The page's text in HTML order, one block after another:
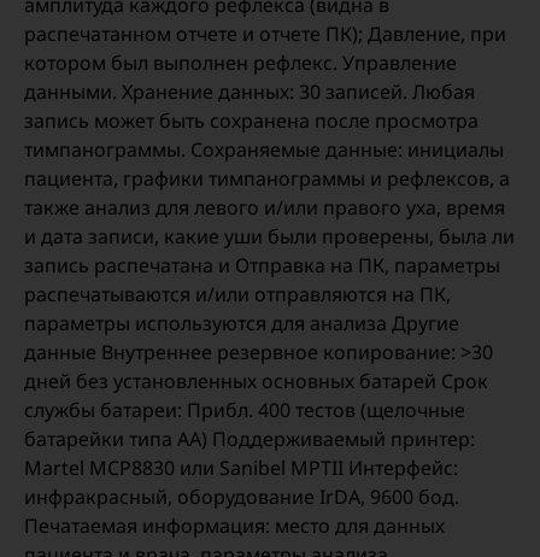
распечатанном отчете и отчете ПК); Давление, при
котором был выполнен рефлекс. Управление
данными. Хранение данных: 30 записей. Любая
запись может быть сохранена после просмотра
тимпанограммы. Сохраняемые данные: инициалы
пациента, графики тимпанограммы и рефлексов, а
также анализ для левого и/или правого уха, время
и дата записи, какие уши были проверены, была ли
запись распечатана и Отправка на ПК, параметры
распечатываются и/или отправляются на ПК,
параметры используются для анализа Другие
данные Внутреннее резервное копирование: >30
дней без установленных основных батарей Срок
службы батареи: Прибл. 400 тестов (щелочные
батарейки типа АА) Поддерживаемый принтер:
Martel MCP8830 или Sanibel MPTII Интерфейс:
инфракрасный, оборудование IrDA, 9600 бод.
Печатаемая информация: место для данных